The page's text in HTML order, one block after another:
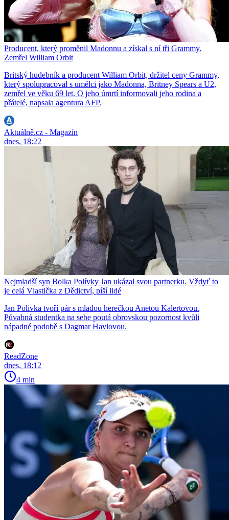
Producent, který proměnil Madonnu a získal s ní tři Grammy.
Zemřel William Orbit
Britský hudebník a producent William Orbit, držitel ceny Grammy,
který spolupracoval s umělci jako Madonna, Britney Spears a U2,
zemřel ve věku 69 let. O jeho úmrtí informovali jeho rodina a
přátelé, napsala agentura AFP.
Aktuálně.cz - Magazín
dnes, 18:22
Nejmladší syn Bolka Polívky Jan ukázal svou partnerku. Vždyť to
je celá Vlastička z Dědictví, píší lidé
Jan Polívka tvoří pár s mladou herečkou Anetou Kalertovou.
Půvabná studentka na sebe poutá obrovskou pozornost kvůli
nápadné podobě s Dagmar Havlovou.
ReadZone
dnes, 18:12
4 min